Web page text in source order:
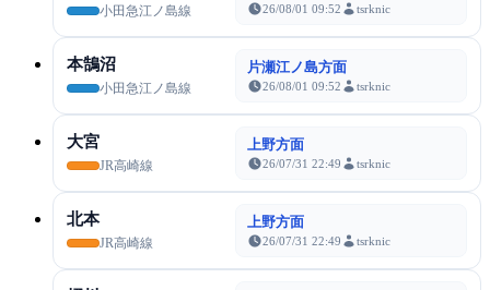
小田急江ノ島線 26/08/01 09:52 tsrknic
本鵠沼
小田急江ノ島線
片瀬江ノ島方面
26/08/01 09:52 tsrknic
大宮
JR高崎線
上野方面
26/07/31 22:49 tsrknic
北本
JR高崎線
上野方面
26/07/31 22:49 tsrknic